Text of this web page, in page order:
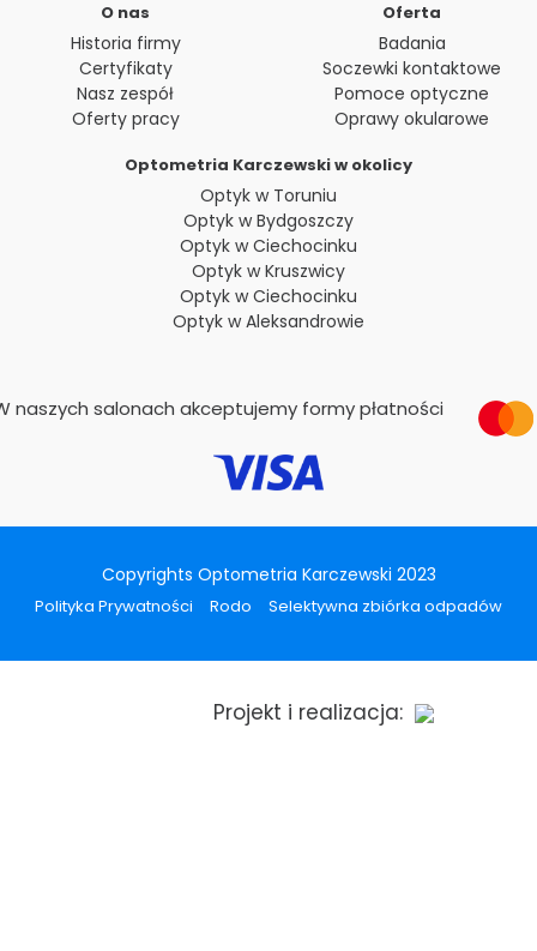
O nas
Historia firmy
Certyfikaty
Nasz zespół
Oferty pracy
Oferta
Badania
Soczewki kontaktowe
Pomoce optyczne
Oprawy okularowe
Optometria Karczewski w okolicy
Optyk w Toruniu
Optyk w Bydgoszczy
Optyk w Ciechocinku
Optyk w Kruszwicy
Optyk w Ciechocinku
Optyk w Aleksandrowie
naszych salonach akceptujemy formy płatności
Copyrights Optometria Karczewski 2023
Polityka Prywatności Rodo Selektywna zbiórka odpadów
Projekt i realizacja: